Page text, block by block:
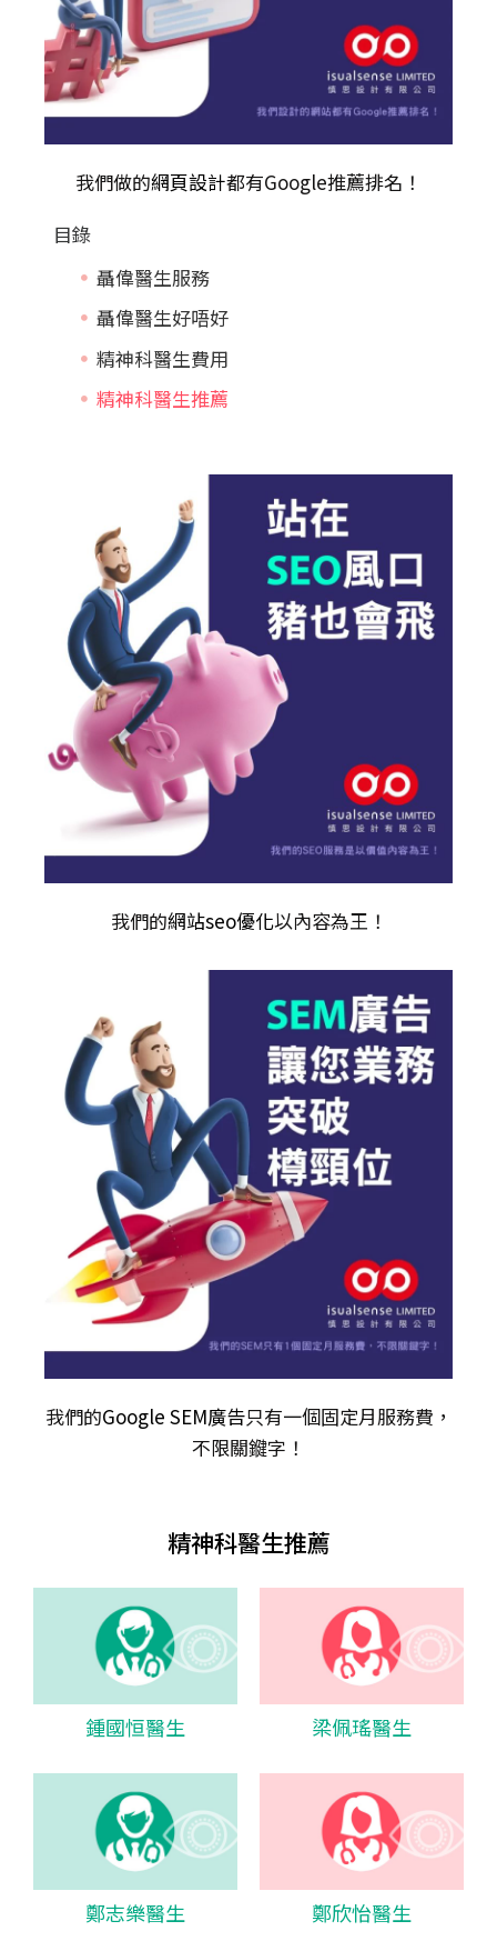
我們做的網頁設計都有Google推薦排名！
目錄
聶偉醫生服務
聶偉醫生好唔好
精神科醫生費用
精神科醫生推薦
我們的網站seo優化以內容為王！
我們的Google SEM廣告只有一個固定月服務費，
不限關𨫡字！
精神科醫生推薦
鍾國恒醫生 梁佩瑤醫生
鄭志樂醫生 鄭欣怡醫生